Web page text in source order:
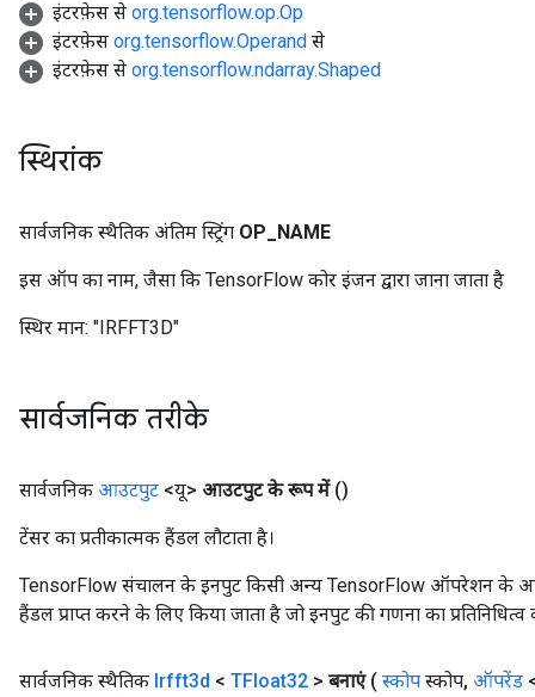
इंटरफ़ेस से org.tensorflow.op.Op
इंटरफ़ेस org.tensorflow.Operand से
इंटरफ़ेस से org.tensorflow.ndarray.Shaped
स्थिरांक
सार्वजनिक स्थैतिक अंतिम स्ट्रिंग OP NAME
इस ऑप का नाम, जैसा कि TensorFlow कोर इंजन द्वारा जाना जाता है
स्थिर मान: "IRFFT3D"
सार्वजनिक तरीके
सार्वजनिक आउटपुट <यू> आउटपुट के रूप में ()
टेंसर का प्रतीकात्मक हैंडल लौटाता है।
TensorFlow संचालन के इनपुट किसी अन्य TensorFlow ऑपरेशन के
हैंडल प्राप्त करने के लिए किया जाता है जो इनपुट की गणना का प्रतिनिधित्व
सार्वजनिक स्थैतिक Irfft3d < TFloat32 > बनाएं ( स्कोप स्कोप, ऑपरेंड